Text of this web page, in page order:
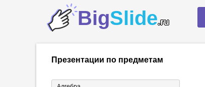
BigSlide.ru
Презентации по предметам